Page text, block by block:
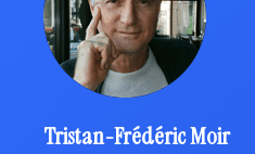
Tristan-Frédéric Moir